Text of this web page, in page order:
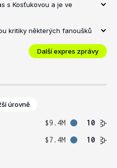
s Kosťukovou a je ve
kritiky některých fanoušků
Další expres zprávy
úrovně
$9.4M
10
$7.4M 10